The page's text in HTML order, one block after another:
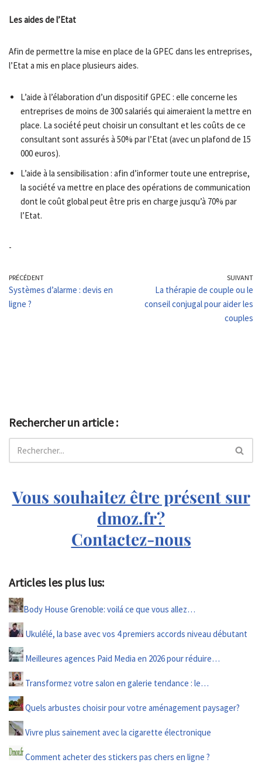
Les aides de l’Etat
Afin de permettre la mise en place de la GPEC dans les entreprises,
l’Etat a mis en place plusieurs aides.
L’aide à l’élaboration d’un dispositif GPEC : elle concerne les
entreprises de moins de 300 salariés qui aimeraient la mettre en
place. La société peut choisir un consultant et les coûts de ce
consultant sont assurés à 50% par l’Etat (avec un plafond de 15
000 euros).
L’aide à la sensibilisation : afin d’informer toute une entreprise,
la société va mettre en place des opérations de communication
dont le coût global peut être pris en charge jusqu’à 70% par
l’Etat.
-
PRÉCÉDENT
Systèmes d’alarme : devis en
ligne ?
SUIVANT
La thérapie de couple ou le
conseil conjugal pour aider les
couples
Rechercher un article :
Vous souhaitez être présent sur
dmoz.fr?
Contactez-nous
Articles les plus lus:
Body House Grenoble: voilá ce que vous allez…
Ukulélé, la base avec vos 4 premiers accords niveau débutant
Meilleures agences Paid Media en 2026 pour réduire…
Transformez votre salon en galerie tendance : le…
Quels arbustes choisir pour votre aménagement paysager?
Vivre plus sainement avec la cigarette électronique
Comment acheter des stickers pas chers en ligne ?